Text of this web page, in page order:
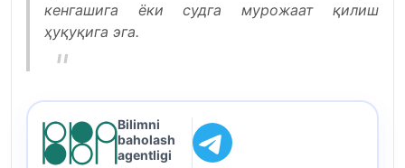
кенгашига ёки судга мурожаат қилиш
ҳуқуқига эга.
Bilimni
baholash
agentligi